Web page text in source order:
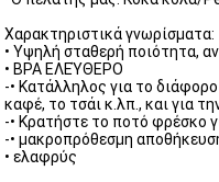
Χαρακτηριστικά γνωρίσματα:
• Υψηλή σταθερή ποιότητα,
• BPA ΕΛΕΎΘΕΡΟ
-• Κατάλληλος για το
καφέ, το τσάι κ.λπ., και για
-• Κρατήστε το ποτό φρέσκο
-• μακροπρόθεσμη
• ελαφρύς